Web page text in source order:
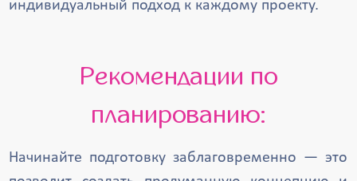
индивидуальный подход к каждому проекту.
Рекомендации по
планированию:
Начинайте подготовку заблаговременно — это